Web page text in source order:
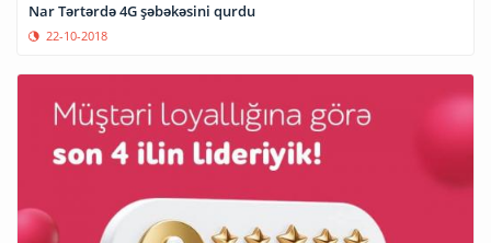
Nar Tərtərdə 4G şəbəkəsini qurdu
22-10-2018